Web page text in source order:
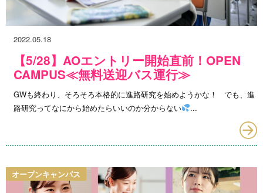
2022.05.18
【5/28】AOエントリー開始直前！OPEN
CAMPUS≪無料送迎バス運行≫
GWも終わり、そろそろ本格的に進路研究を始めようかな！ でも、進
路研究ってなにから始めたらいいのか分からない
...
オープンキャンパス